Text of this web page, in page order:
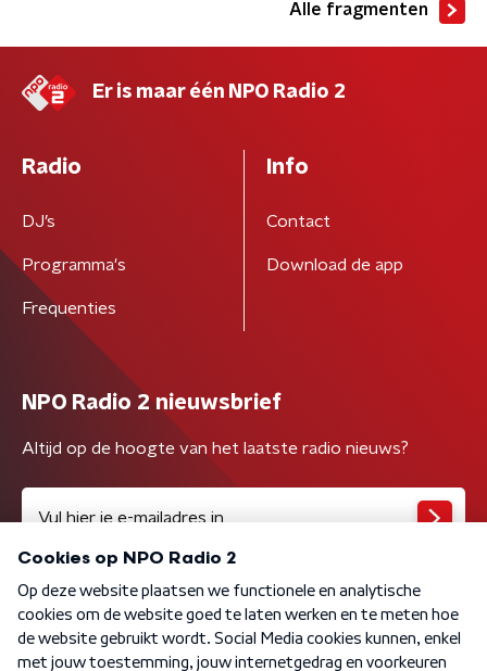
Alle fragmenten
Er is maar één NPO Radio 2
Radio
DJ’s
Programma's
Frequenties
Info
Contact
Download de app
NPO Radio 2 nieuwsbrief
Altijd op de hoogte van het laatste radio nieuws?
Algemene voorwaarden